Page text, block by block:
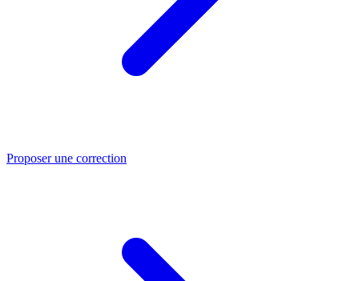
Proposer une correction